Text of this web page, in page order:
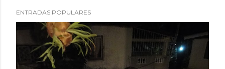
ENTRADAS POPULARES